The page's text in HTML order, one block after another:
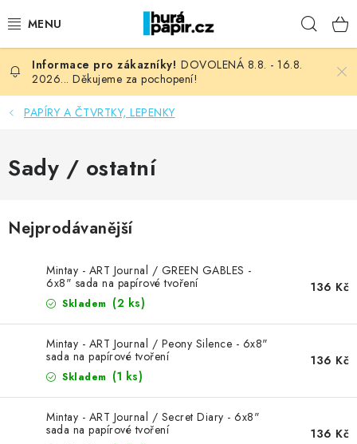
na
NOVINKY
HURÁ DÍLNA
KURZY NATY LYSAK
OBLÍBENÉ ♥️
MOJE OBJEDNÁVKA
ZNAČKY
DOVOLENÁ 8.8. - 16.8.
2026... Děkujeme za pochopení!
PAPÍRY A ČTVRTKY, LEPENKY
Sady / ostatní
Nejprodávanější
Mintay - ART Journal / GREEN GABLES -
6x8" sada na papírové tvoření
Skladem (2 ks)
136 Kč
Mintay - ART Journal / Peony Silence - 6x8"
sada na papírové tvoření
Skladem (1 ks)
136 Kč
Mintay - ART Journal / Secret Diary - 6x8"
sada na papírové tvoření
136 Kč